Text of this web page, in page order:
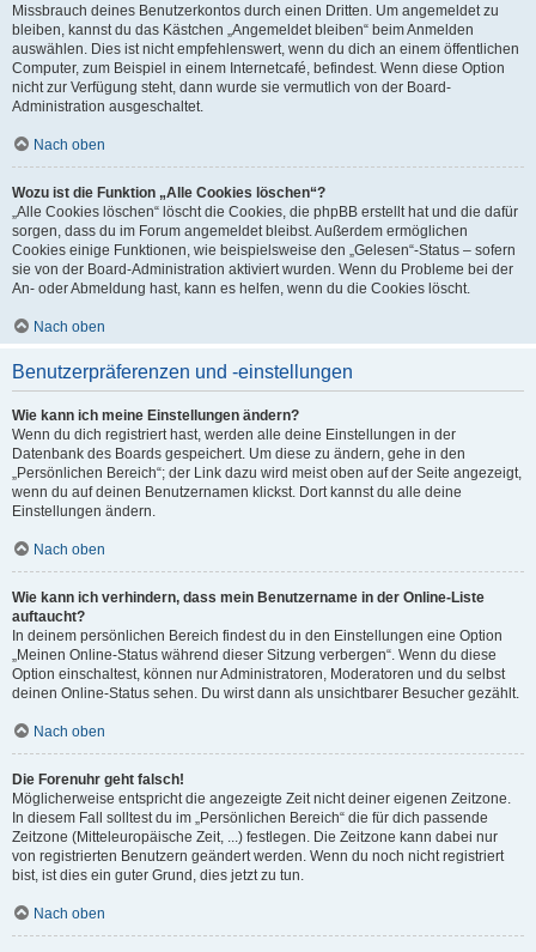
Missbrauch deines Benutzerkontos durch einen Dritten. Um angemeldet zu
bleiben, kannst du das Kästchen „Angemeldet bleiben“ beim Anmelden
auswählen. Dies ist nicht empfehlenswert, wenn du dich an einem öffentlichen
Computer, zum Beispiel in einem Internetcafé, befindest. Wenn diese Option
nicht zur Verfügung steht, dann wurde sie vermutlich von der Board-
Administration ausgeschaltet.
Nach oben
Wozu ist die Funktion „Alle Cookies löschen“?
„Alle Cookies löschen“ löscht die Cookies, die phpBB erstellt hat und die dafür
sorgen, dass du im Forum angemeldet bleibst. Außerdem ermöglichen
Cookies einige Funktionen, wie beispielsweise den „Gelesen“-Status – sofern
sie von der Board-Administration aktiviert wurden. Wenn du Probleme bei der
An- oder Abmeldung hast, kann es helfen, wenn du die Cookies löscht.
Nach oben
Benutzerpräferenzen und -einstellungen
Wie kann ich meine Einstellungen ändern?
Wenn du dich registriert hast, werden alle deine Einstellungen in der
Datenbank des Boards gespeichert. Um diese zu ändern, gehe in den
„Persönlichen Bereich“; der Link dazu wird meist oben auf der Seite angezeigt,
wenn du auf deinen Benutzernamen klickst. Dort kannst du alle deine
Einstellungen ändern.
Nach oben
Wie kann ich verhindern, dass mein Benutzername in der Online-Liste
auftaucht?
In deinem persönlichen Bereich findest du in den Einstellungen eine Option
„Meinen Online-Status während dieser Sitzung verbergen“. Wenn du diese
Option einschaltest, können nur Administratoren, Moderatoren und du selbst
deinen Online-Status sehen. Du wirst dann als unsichtbarer Besucher gezählt.
Nach oben
Die Forenuhr geht falsch!
Möglicherweise entspricht die angezeigte Zeit nicht deiner eigenen Zeitzone.
In diesem Fall solltest du im „Persönlichen Bereich“ die für dich passende
Zeitzone (Mitteleuropäische Zeit, ...) festlegen. Die Zeitzone kann dabei nur
von registrierten Benutzern geändert werden. Wenn du noch nicht registriert
bist, ist dies ein guter Grund, dies jetzt zu tun.
Nach oben